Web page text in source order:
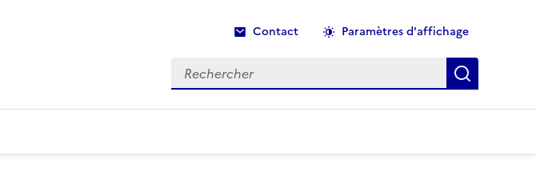
Contact Paramètres d'affichage
Rechercher Recherche